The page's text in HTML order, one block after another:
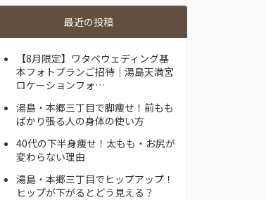
最近の投稿
【8月限定】ワタベウェディング基
本フォトプランご招待｜湯島天満宮
ロケーションフォ…
湯島・本郷三丁目で脚痩せ！前もも
ばかり張る人の身体の使い方
40代の下半身痩せ！太もも・お尻が
変わらない理由
湯島・本郷三丁目でヒップアップ！
ヒップが下がるとどう見える？